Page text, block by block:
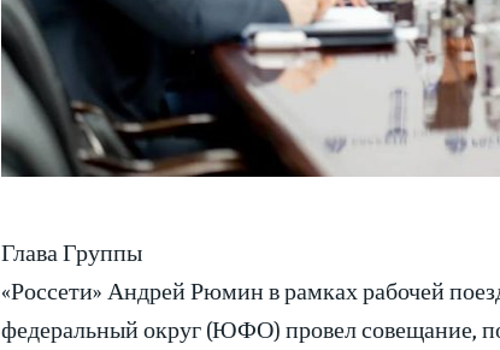
Глава Группы
«Россети» Андрей Рюмин в рамках рабочей
федеральный округ (ЮФО) провел совещание,